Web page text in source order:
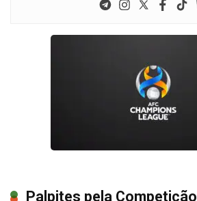
Palpites pela Competição